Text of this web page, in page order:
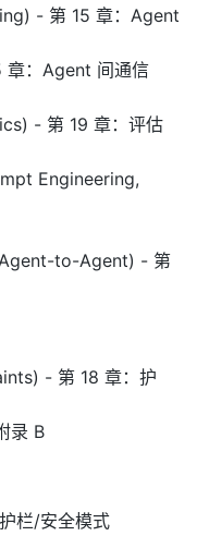
- 第 15 章：Agent
：Agent 间通信
- 第 19 章：评估
Engineering,
to-Agent) - 第
- 第 18 章：护
录 B
栏/安全模式